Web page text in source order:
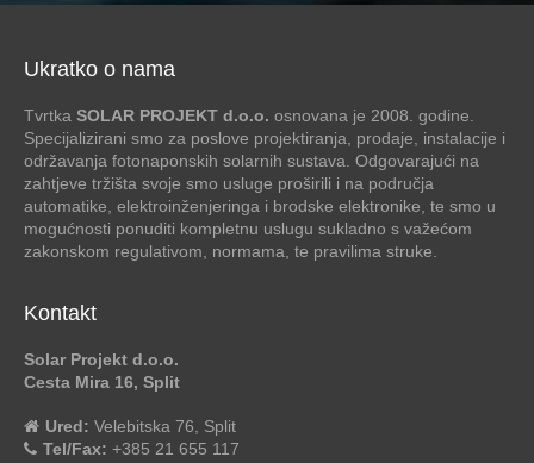
Ukratko o nama
Tvrtka SOLAR PROJEKT d.o.o. osnovana je 2008. godine.
Specijalizirani smo za poslove projektiranja, prodaje, instalacije i
održavanja fotonaponskih solarnih sustava. Odgovarajući na
zahtjeve tržišta svoje smo usluge proširili i na područja
automatike, elektroinženjeringa i brodske elektronike, te smo u
mogućnosti ponuditi kompletnu uslugu sukladno s važećom
zakonskom regulativom, normama, te pravilima struke.
Kontakt
Solar Projekt d.o.o.
Cesta Mira 16, Split
Ured: Velebitska 76, Split
Tel/Fax: +385 21 655 117